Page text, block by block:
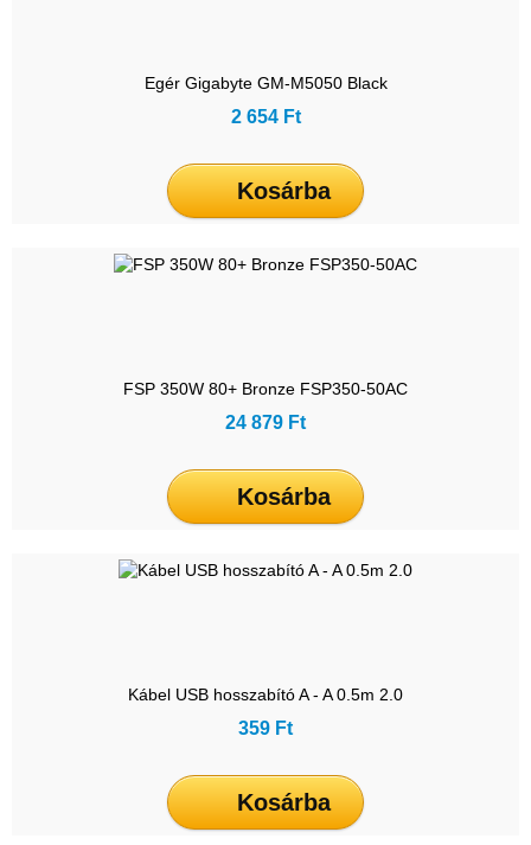
Egér Gigabyte GM-M5050 Black
2 654 Ft
Kosárba
FSP 350W 80+ Bronze FSP350-50AC
24 879 Ft
Kosárba
Kábel USB hosszabító A - A 0.5m 2.0
359 Ft
Kosárba